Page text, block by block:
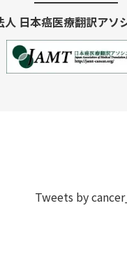
人 日本癌医療翻訳アソ
Tweets by